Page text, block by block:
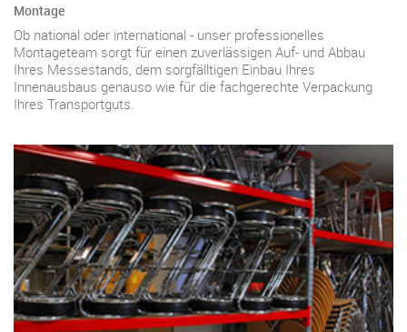
Montage
Ob national oder international - unser professionelles
Montageteam sorgt für einen zuverlässigen Auf- und Abbau
Ihres Messestands, dem sorgfälltigen Einbau Ihres
Innenausbaus genauso wie für die fachgerechte Verpackung
Ihres Transportguts.